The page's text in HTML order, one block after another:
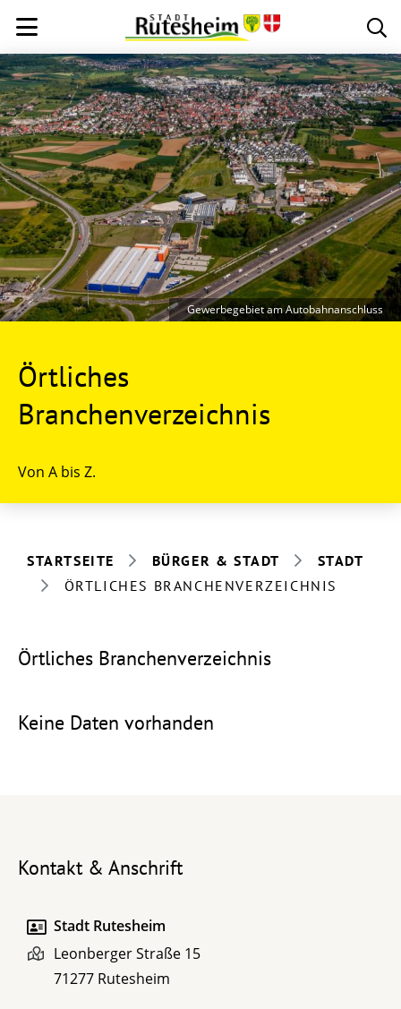
Örtliches
Branchenverzeichnis
Von A bis Z.
Gewerbegebiet am Autobahnanschluss
STARTSEITE BÜRGER & STADT
STADT
ÖRTLICHES BRANCHENVERZEICHNIS
Örtliches Branchenverzeichnis
Keine Daten vorhanden
Kontakt & Anschrift
Stadt Rutesheim
Leonberger Straße 15
71277 Rutesheim